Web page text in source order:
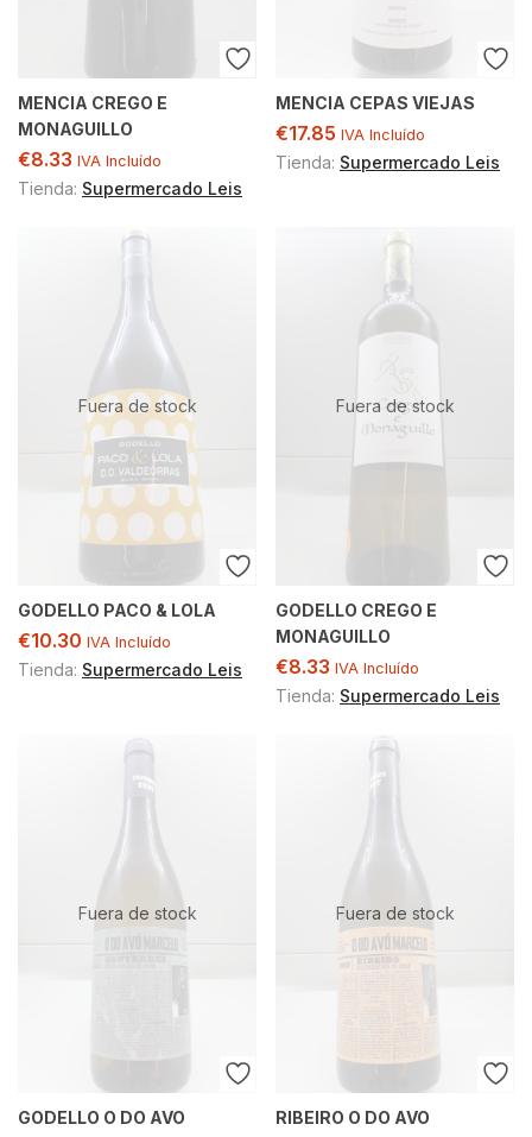
MENCIA CREGO E
MONAGUILLO
€8.33 IVA Incluído
Tienda: Supermercado Leis
MENCIA CEPAS VIEJAS
€17.85 IVA Incluído
Tienda: Supermercado Leis
Fuera de stock
GODELLO PACO & LOLA
€10.30 IVA Incluído
Tienda: Supermercado Leis
Fuera de stock
GODELLO CREGO E
MONAGUILLO
€8.33 IVA Incluído
Tienda: Supermercado Leis
Fuera de stock
GODELLO O DO AVO
Fuera de stock
RIBEIRO O DO AVO